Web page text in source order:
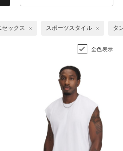
セックス スポーツスタイル タ
全色表示